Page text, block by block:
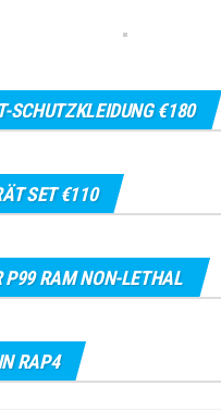
SCHUTZKLEIDUNG €180
SET €110
P99 RAM NON-LETHAL
RAP4